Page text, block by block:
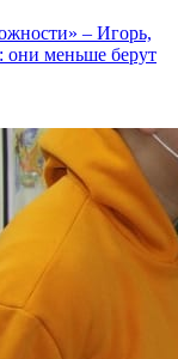
– Игорь,
они меньше берут